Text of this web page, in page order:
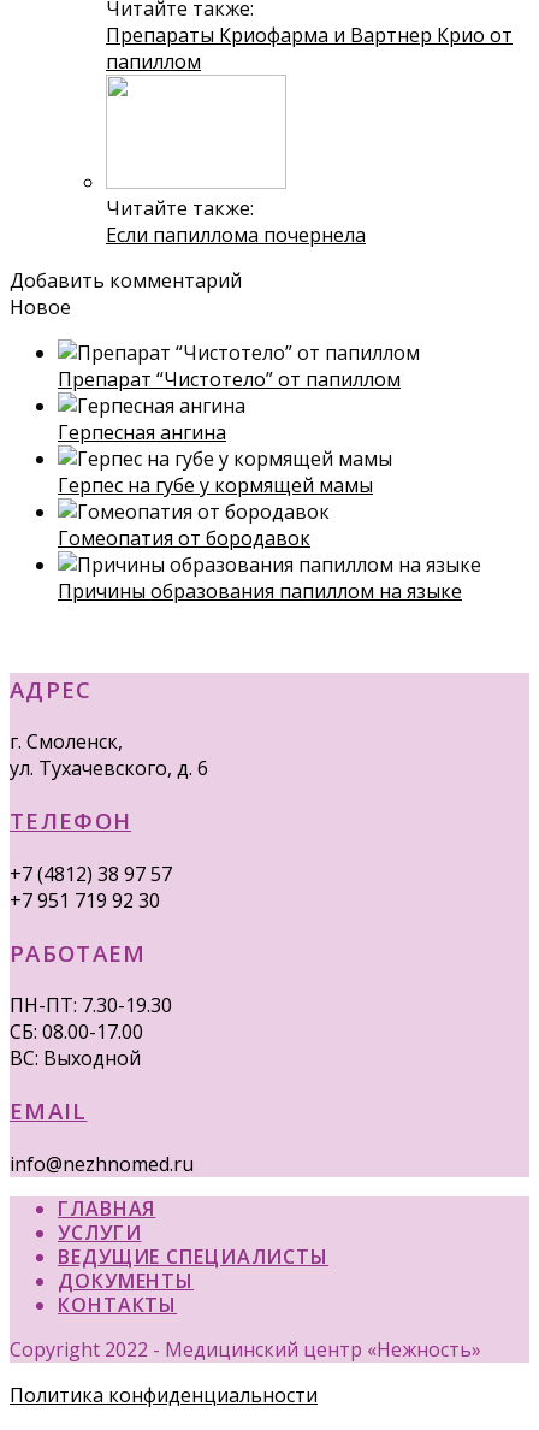
Читайте также:
Препараты Криофарма и Вартнер Крио от
папиллом
Читайте также:
Если папиллома почернела
Добавить комментарий
Новое
Препарат “Чистотело” от папиллом
Герпесная ангина
Герпес на губе у кормящей мамы
Гомеопатия от бородавок
Причины образования папиллом на языке
АДРЕС
г. Смоленск,
ул. Тухачевского, д. 6
ТЕЛЕФОН
+7 (4812) 38 97 57
+7 951 719 92 30
РАБОТАЕМ
ПН-ПТ: 7.30-19.30
СБ: 08.00-17.00
ВС: Выходной
EMAIL
info@nezhnomed.ru
ГЛАВНАЯ
УСЛУГИ
ВЕДУЩИЕ СПЕЦИАЛИСТЫ
ДОКУМЕНТЫ
КОНТАКТЫ
Copyright 2022 - Медицинский центр «Нежность»
Политика конфиденциальности